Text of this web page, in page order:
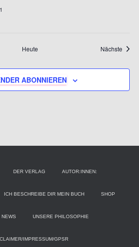
Heute Nächste
ABONNIEREN
DER VERLAG AUTOR:INNEN:
ICH BESCHREIBE DIR MEIN BUCH SHOP
NEWS UNSERE PHILOSOPHIE
IMPRESSUM/GPSR